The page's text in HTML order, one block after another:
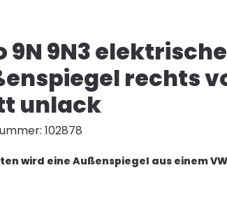
9N 9N3
rechts
unlack
102878
wird eine Außenspiegel aus einem VW